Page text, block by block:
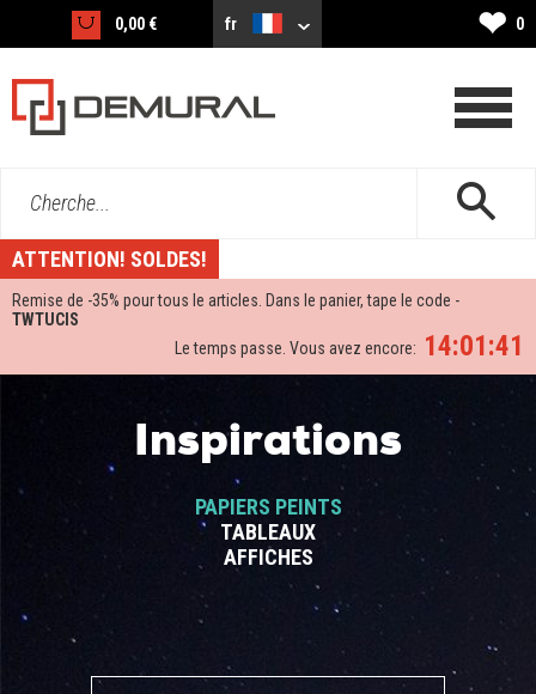
0,00 € fr ❤ 0
Cherche...
ATTENTION! SOLDES!
Remise de -35% pour tous le articles. Dans le panier, tape le code -
TWTUCIS
14:01:41
Le temps passe. Vous avez encore:
Inspirations
PAPIERS PEINTS
TABLEAUX
AFFICHES